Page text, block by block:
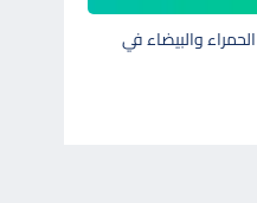
والبيضاء في